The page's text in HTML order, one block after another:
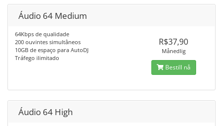
Áudio 64 Medium
64Kbps de qualidade
200 ouvintes simultâneos
10GB de espaço para AutoDJ
Tráfego ilimitado
R$37,90
Månedlig
Bestill nå
Áudio 64 High